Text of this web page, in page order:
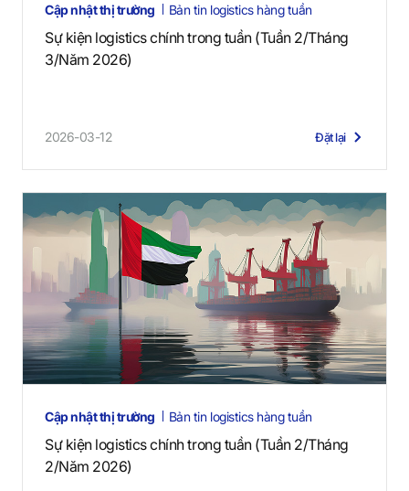
Cập nhật thị trường Bản tin logistics hàng tuần
Sự kiện logistics chính trong tuần (Tuần 2/Tháng
3/Năm 2026)
2026-03-12 Đặt lại
Cập nhật thị trường Bản tin logistics hàng tuần
Sự kiện logistics chính trong tuần (Tuần 2/Tháng
2/Năm 2026)